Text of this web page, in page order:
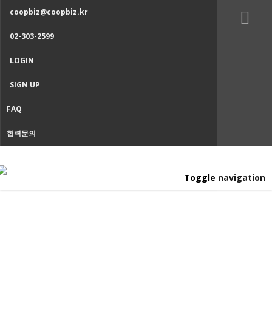
coopbiz@coopbiz.kr
02-303-2599
LOGIN
SIGN UP
FAQ
협력문의
Toggle navigation